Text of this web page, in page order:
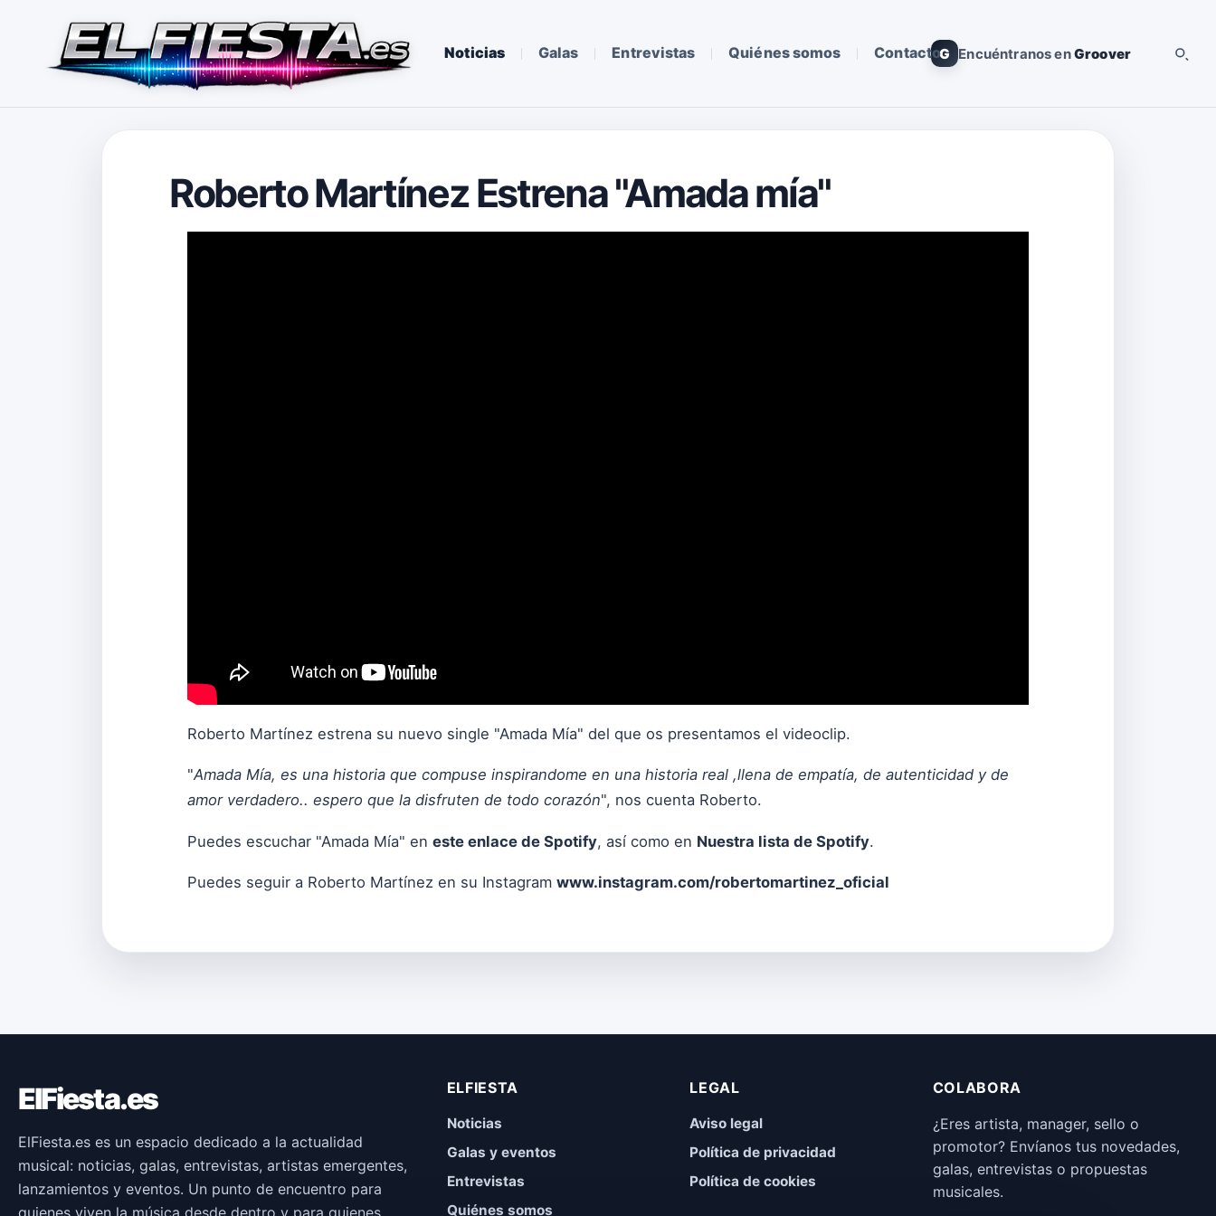
Noticias Galas Entrevistas Quiénes somos ContactoG Encuéntranos enGroover
Roberto Martínez Estrena "Amada mía"
Roberto Martínez estrena su nuevo single "Amada Mía" del que os presentamos el videoclip.
"Amada Mía, es una historia que compuse inspirandome en una historia real ,llena de empatía, de autenticidad y de
amor verdadero.. espero que la disfruten de todo corazón", nos cuenta Roberto.
Puedes escuchar "Amada Mía" en este enlace de Spotify, así como en Nuestra lista de Spotify.
Puedes seguir a Roberto Martínez en su Instagram www.instagram.com/robertomartinez_oficial
ElFiesta.es
ElFiesta.es es un espacio dedicado a la actualidad
musical: noticias, galas, entrevistas, artistas emergentes,
lanzamientos y eventos. Un punto de encuentro para
ELFIESTA
Noticias
Galas y eventos
Entrevistas
Quiénes somos
LEGAL
Aviso legal
Política de privacidad
Política de cookies
COLABORA
¿Eres artista, manager, sello o
promotor? Envíanos tus novedades,
galas, entrevistas o propuestas
musicales.